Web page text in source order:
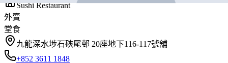
Sushi Restaurant
外賣
堂食
九龍深水埗石硤尾邨 20座地下116-117號舖
+852 3611 1848